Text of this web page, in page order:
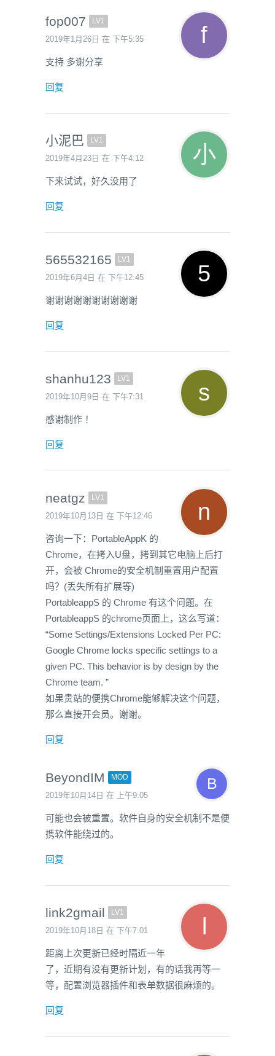
fop007 LV1
2019年1月26日 在 下午5:35
支持 多谢分享
回复
小泥巴 LV1
2019年4月23日 在 下午4:12
下来试试，好久没用了
回复
565532165 LV1
2019年6月4日 在 下午12:45
谢谢谢谢谢谢谢谢谢谢
回复
shanhu123 LV1
2019年10月9日 在 下午7:31
感谢制作 ！
回复
neatgz LV1
2019年10月13日 在 下午12:46
咨询一下：PortableAppK 的
Chrome，在拷入U盘，拷到其它电脑上后打
开，会被 Chrome的安全机制重置用户配置
吗？(丢失所有扩展等)
PortableappS 的 Chrome 有这个问题。在
PortableappS 的chrome页面上，这么写道：
“Some Settings/Extensions Locked Per PC:
Google Chrome locks specific settings to a
given PC. This behavior is by design by the
Chrome team. ”
如果贵站的便携Chrome能够解决这个问题，
那么直接开会员。谢谢。
回复
BeyondIM MOD
2019年10月14日 在 上午9:05
可能也会被重置。软件自身的安全机制不是便
携软件能绕过的。
回复
link2gmail LV1
2019年10月18日 在 下午7:01
距离上次更新已经时隔近一年
了，近期有没有更新计划，有的话我再等一
等，配置浏览器插件和表单数据很麻烦的。
回复